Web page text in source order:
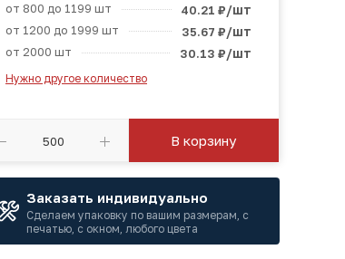
от 800 до 1199 шт 40.21 ₽/шт
от 1200 до 1999 шт 35.67 ₽/шт
от 2000 шт 30.13 ₽/шт
Нужно другое количество
В корзину
Заказать индивидуально
Сделаем упаковку по вашим размерам, с
печатью, с окном, любого цвета